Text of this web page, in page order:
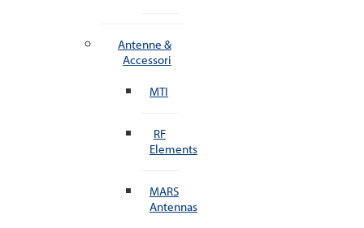
Antenne &
Accessori
MTI
RF
Elements
MARS
Antennas